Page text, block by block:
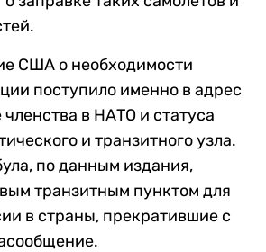
США о необходимости
поступило именно в адрес
в НАТО и статуса
и транзитного узла.
по данным издания,
транзитным пунктом для
в страны, прекратившие с